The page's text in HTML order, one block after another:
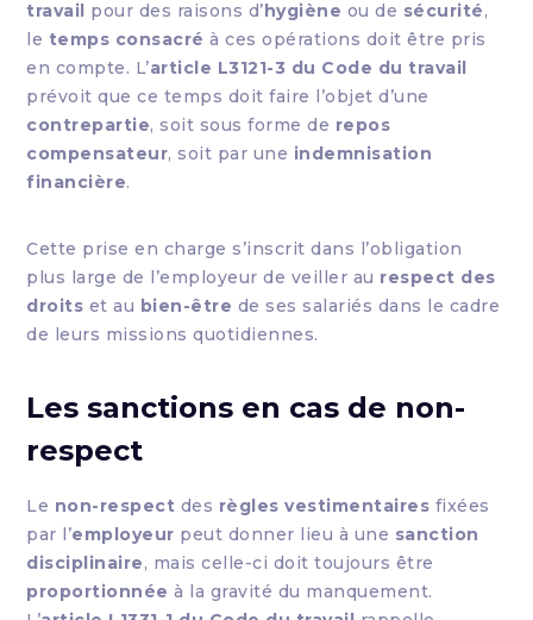
travail pour des raisons d’hygiène ou de sécurité,
le temps consacré à ces opérations doit être pris
en compte. L’article L3121-3 du Code du travail
prévoit que ce temps doit faire l’objet d’une
contrepartie, soit sous forme de repos
compensateur, soit par une indemnisation
financière.
Cette prise en charge s’inscrit dans l’obligation
plus large de l’employeur de veiller au respect des
droits et au bien-être de ses salariés dans le cadre
de leurs missions quotidiennes.
Les sanctions en cas de non-
respect
Le non-respect des règles vestimentaires fixées
par l’employeur peut donner lieu à une sanction
disciplinaire, mais celle-ci doit toujours être
proportionnée à la gravité du manquement.